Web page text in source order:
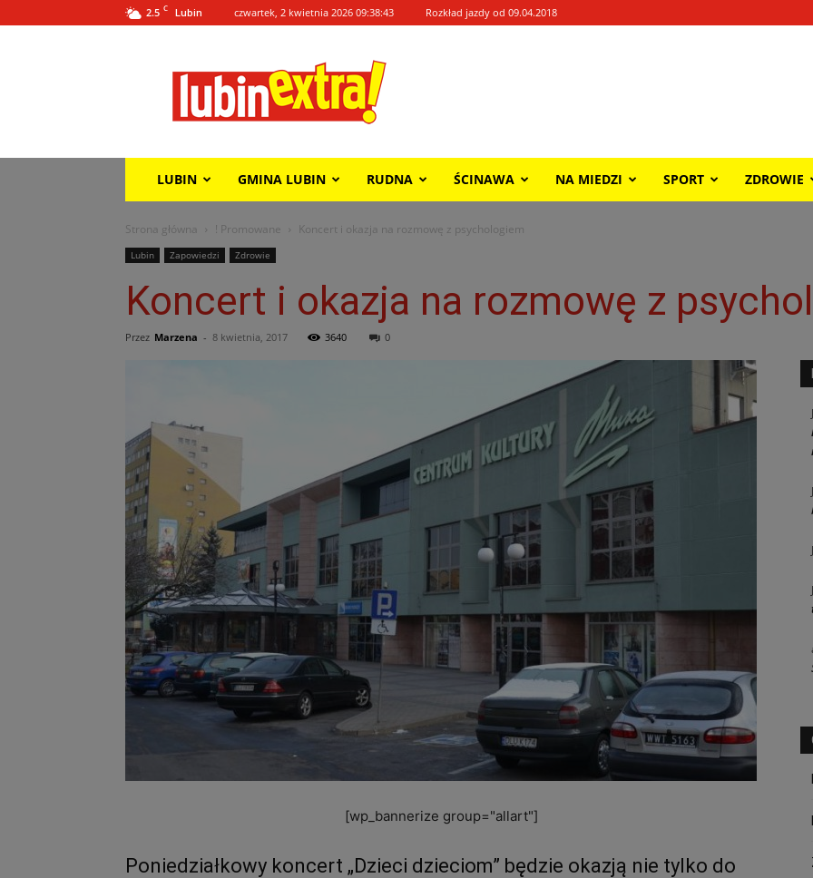
2.5 C Lubin czwartek, 2 kwietnia 2026 09:38:43 Rozkład jazdy od 09.04.2018
Extra!
LUBIN GMINA LUBIN RUDNA ŚCINAWA NA MIEDZI SPORT ZDROWIE
Strona główna ! Promowane Koncert i okazja na rozmowę z psychologiem
Lubin Zapowiedzi Zdrowie
Koncert i okazja na rozmowę z
Przez Marzena - 8 kwietnia, 2017 3640 0
[wp_bannerize group="allart"]
Poniedziałkowy koncert „Dzieci dzieciom” będzie okazją nie tylko do